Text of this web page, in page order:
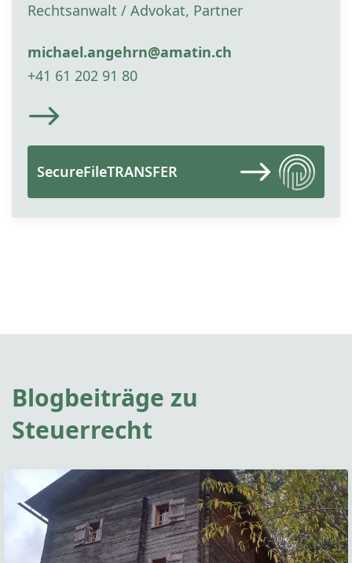
Rechtsanwalt / Advokat, Partner
michael.angehrn@amatin.ch
+41 61 202 91 80
SecureFileTRANSFER
Blogbeiträge zu
Steuerrecht